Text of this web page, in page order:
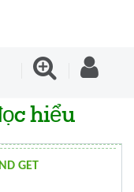
hiểu
GET